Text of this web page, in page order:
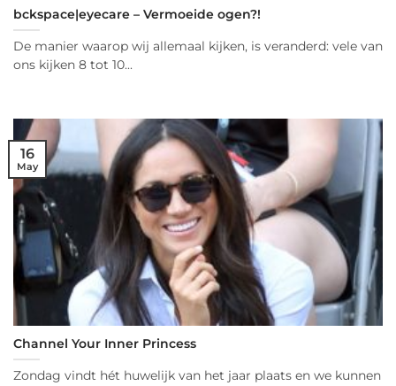
bckspace|eyecare – Vermoeide ogen?!
De manier waarop wij allemaal kijken, is veranderd: vele van
ons kijken 8 tot 10...
Channel Your Inner Princess
Zondag vindt hét huwelijk van het jaar plaats en we kunnen
16
May